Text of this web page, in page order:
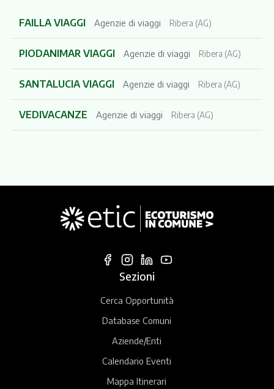
FAILLA VIAGGI Agenzie di viaggi Ribera (AG)
PIODANIMAR VIAGGI Agenzie di viaggi Ribera (AG)
SANTALUCIA VIAGGI Agenzie di viaggi Ribera (AG)
VEDIVACANZE Agenzie di viaggi Ribera (AG)
Sezioni
Cerca Opportunità
Database Comuni
Aziende/Enti
Calendario Eventi
Mappa Itinerari